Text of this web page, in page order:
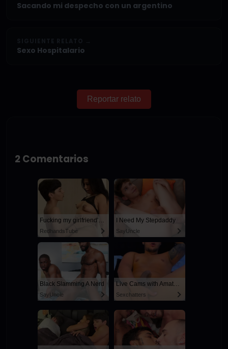
Sacando mi despecho con un argentino
Sexo Hospitalario
Reportar relato
2 Comentarios
Fucking my girlfriend's hot mommy by mistake
RedhandsTube
I Need My Stepdaddy
SayUncle
Black Slamming A Nerd
SayUncle
Live Cams with Amateur Men
Sexchatters